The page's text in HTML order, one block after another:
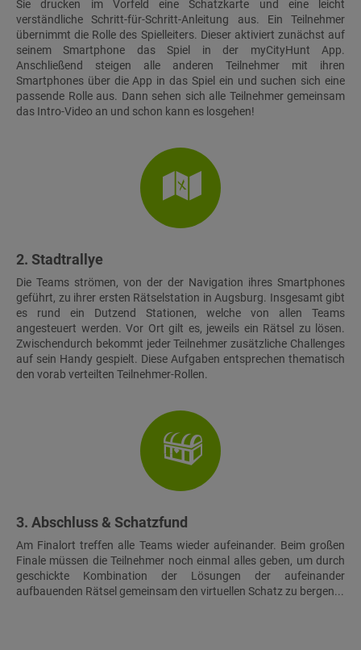
Sie drucken im Vorfeld eine Schatzkarte und eine leicht
verständliche Schritt-für-Schritt-Anleitung aus. Ein Teilnehmer
übernimmt die Rolle des Spielleiters. Dieser aktiviert zunächst auf
seinem Smartphone das Spiel in der myCityHunt App.
Anschließend steigen alle anderen Teilnehmer mit ihren
Smartphones über die App in das Spiel ein und suchen sich eine
passende Rolle aus. Dann sehen sich alle Teilnehmer gemeinsam
das Intro-Video an und schon kann es losgehen!
2. Stadtrallye
Die Teams strömen, von der der Navigation ihres Smartphones
geführt, zu ihrer ersten Rätselstation in Augsburg. Insgesamt gibt
es rund ein Dutzend Stationen, welche von allen Teams
angesteuert werden. Vor Ort gilt es, jeweils ein Rätsel zu lösen.
Zwischendurch bekommt jeder Teilnehmer zusätzliche Challenges
auf sein Handy gespielt. Diese Aufgaben entsprechen thematisch
den vorab verteilten Teilnehmer-Rollen.
3. Abschluss & Schatzfund
Am Finalort treffen alle Teams wieder aufeinander. Beim großen
Finale müssen die Teilnehmer noch einmal alles geben, um durch
geschickte Kombination der Lösungen der aufeinander
aufbauenden Rätsel gemeinsam den virtuellen Schatz zu bergen...